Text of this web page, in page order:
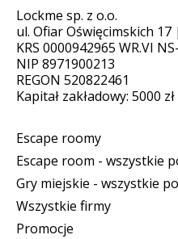
Lockme sp. z o.o.
ul. Ofiar Oświęcimskich 17
KRS 0000942965 WR.VI NS-
NIP 8971900213
REGON 520822461
Kapitał zakładowy: 5000 zł
Escape roomy
Escape room - wszystkie
Gry miejskie - wszystkie
Wszystkie firmy
Promocje